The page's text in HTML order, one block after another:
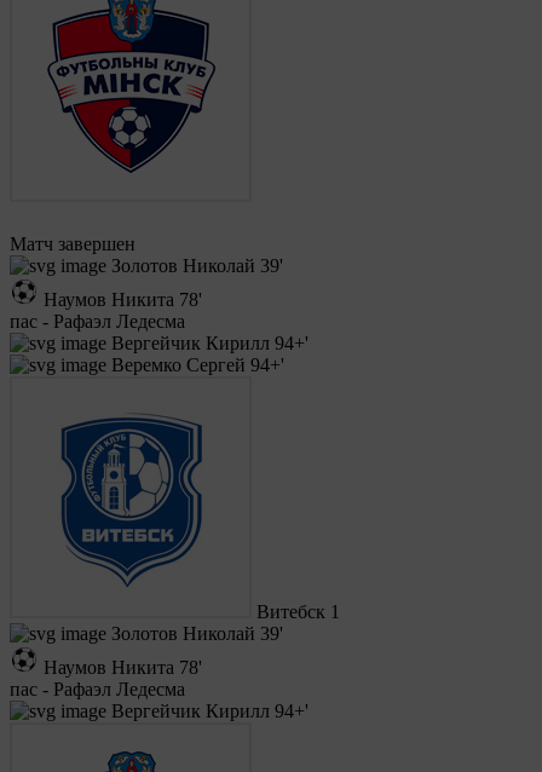
Матч завершен
Золотов Николай 39'
Наумов Никита 78'
пас - Рафаэл Ледесма
Вергейчик Кирилл 94+'
Веремко Сергей 94+'
Витебск 1
Золотов Николай 39'
Наумов Никита 78'
пас - Рафаэл Ледесма
Вергейчик Кирилл 94+'